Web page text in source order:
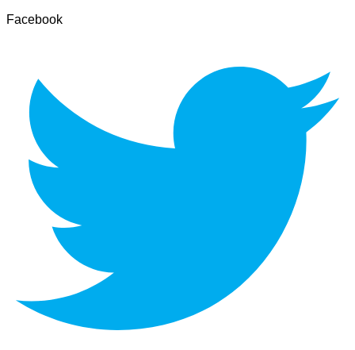
Facebook